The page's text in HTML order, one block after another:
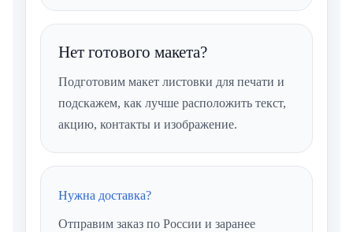
Нет готового макета?
Подготовим макет листовки для печати и
подскажем, как лучше расположить текст,
акцию, контакты и изображение.
Нужна доставка?
Отправим заказ по России и заранее